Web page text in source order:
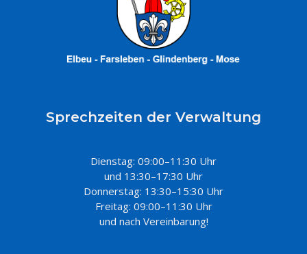
Sprechzeiten der Verwaltung
Dienstag: 09:00–11:30 Uhr
und 13:30–17:30 Uhr
Donnerstag: 13:30–15:30 Uhr
Freitag: 09:00–11:30 Uhr
und nach Vereinbarung!